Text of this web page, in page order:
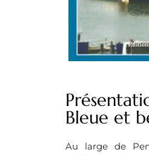
Bleue et
Au large de